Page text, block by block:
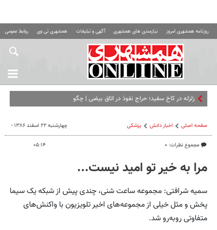
روزنامه همشهری امروز نیازمندی های همشهری آگهی و تبلیغات همشهری تی وی روابط عمومی
زلزله در کاخ سفید؛ حراج نفوذ در اتاق بیضی | چگونه کاخ سفید ب
صفحه اصلی اخبار دانش پزشکی
مجموع نظرات: ۰
چهارشنبه ۲۲ اسفند ۱۳۸۶ -
۰۵:۱۴
مرا به خیر تو امید نیست...
سمیه شرافتی: مجموعه ساعت شنی، چندی پیش از شبکه یک سیما
پخش و مثل خیلی از مجموعه‌های اخیر تلویزیون با واکنش‌های
متفاوتی روبه‌رو شد.